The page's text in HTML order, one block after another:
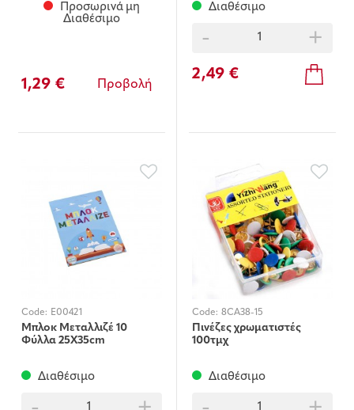
Προσωρινά μη
Διαθέσιμο
1,29 € Προβολή
Διαθέσιμο
- +
2,49 €
Code: E00421
Μπλοκ Μεταλλιζέ 10
Φύλλα 25Χ35cm
Διαθέσιμο
Code: 8CA38-15
Πινέζες χρωματιστές
100τμχ
Διαθέσιμο